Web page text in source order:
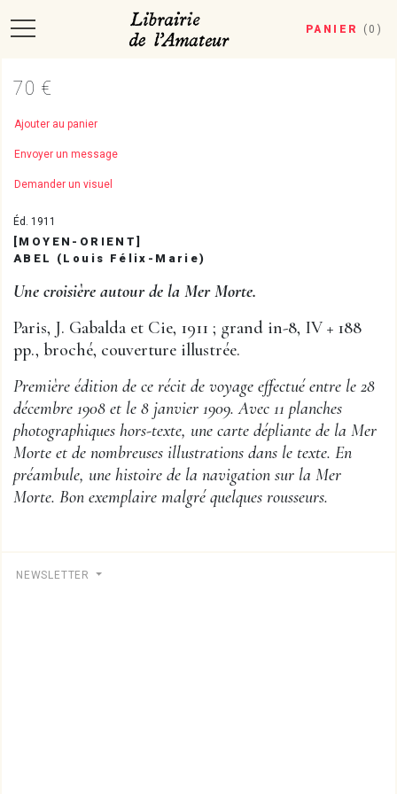
PANIER ( 0 )
70 €
Ajouter au panier
Envoyer un message
Demander un visuel
Éd. 1911
[MOYEN-ORIENT]
ABEL (Louis Félix-Marie)
Une croisière autour de la Mer Morte.
Paris, J. Gabalda et Cie, 1911 ; grand in-8, IV + 188
pp., broché, couverture illustrée.
Première édition de ce récit de voyage effectué entre le 28
décembre 1908 et le 8 janvier 1909. Avec 11 planches
photographiques hors-texte, une carte dépliante de la Mer
Morte et de nombreuses illustrations dans le texte. En
préambule, une histoire de la navigation sur la Mer
Morte. Bon exemplaire malgré quelques rousseurs.
NEWSLETTER